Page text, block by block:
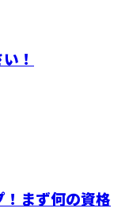
！
まず何の資格